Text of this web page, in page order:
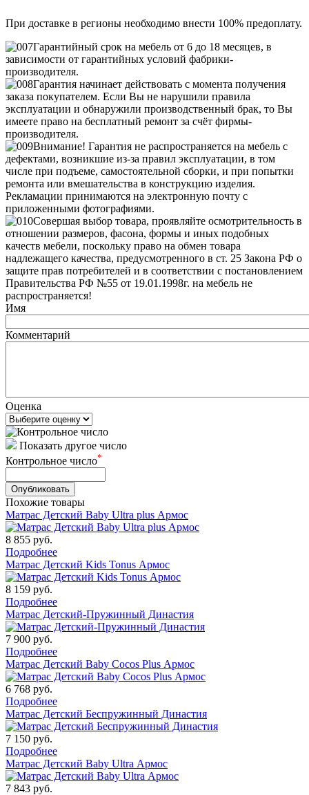
При доставке в регионы необходимо внести 100% предоплату.
Гарантийный срок на мебель от 6 до 18 месяцев, в
зависимости от гарантийных условий фабрики-
производителя.
Гарантия начинает действовать с момента получения
заказа покупателем. Если Вы не нарушили правила
эксплуатации и обнаружили производственный брак, то Вы
имеете право на бесплатный ремонт за счёт фирмы-
производителя.
Внимание! Гарантия не распространяется на мебель с
дефектами, возникшие из-за правил эксплуатации, в том
числе при подъеме, самостоятельной сборки, и при попытки
ремонта или вмешательства в конструкцию изделия.
Рекламации принимаются на электронную почту с
приложенными фотографиями.
Совершая выбор товара, проявляйте осмотрительность в
отношении размеров, фасона, формы и иных подобных
качеств мебели, поскольку право на обмен товара
надлежащего качества, предусмотренного в ст. 25 Закона РФ о
защите прав потребителей и в соответствии с постановлением
Правительства РФ №55 от 19.01.1998г. на мебель не
распространяется!
Имя
Комментарий
Оценка
Показать другое число
Контрольное число*
Похожие товары
Матрас Детский Baby Ultra plus Армос
8 855 руб.
Подробнее
Матрас Детский Kids Tonus Армос
8 159 руб.
Подробнее
Матрас Детский-Пружинный Династия
7 900 руб.
Подробнее
Матрас Детский Baby Cocos Plus Армос
6 768 руб.
Подробнее
Матрас Детский Беспружинный Династия
7 150 руб.
Подробнее
Матрас Детский Baby Ultra Армос
7 843 руб.